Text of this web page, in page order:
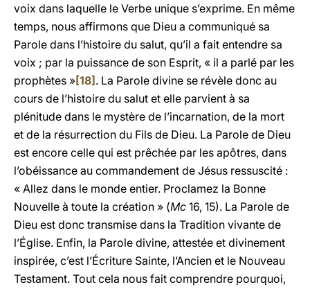
voix dans laquelle le Verbe unique s’exprime. En même
temps, nous affirmons que Dieu a communiqué sa
Parole dans l’histoire du salut, qu’il a fait entendre sa
voix ; par la puissance de son Esprit, « il a parlé par les
prophètes »[18] . La Parole divine se révèle donc au
cours de l’histoire du salut et elle parvient à sa
plénitude dans le mystère de l’incarnation, de la mort
et de la résurrection du Fils de Dieu. La Parole de Dieu
est encore celle qui est prêchée par les apôtres, dans
l’obéissance au commandement de Jésus ressuscité :
« Allez dans le monde entier. Proclamez la Bonne
Nouvelle à toute la création » (Mc 16, 15). La Parole de
Dieu est donc transmise dans la Tradition vivante de
l’Église. Enfin, la Parole divine, attestée et divinement
inspirée, c’est l’Écriture Sainte, l’Ancien et le Nouveau
Testament. Tout cela nous fait comprendre pourquoi,